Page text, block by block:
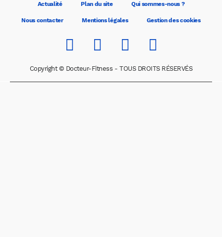
Actualité Plan du site Qui sommes-nous ?
Nous contacter Mentions légales Gestion des cookies
Copyright © Docteur-Fitness - TOUS DROITS RÉSERVÉS